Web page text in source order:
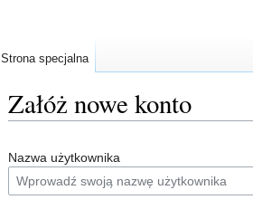
Załóż nowe konto
do
nawigacji
do
wyszukiwania
Nazwa użytkownika
Strona specjalna